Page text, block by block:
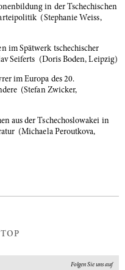
in der Tschechischen
(Stephanie Weiss,
im Spätwerk tschechischer
Seiferts (Doris Boden, Leipzig)
im Europa des 20.
(Stefan Zwicker,
aus der Tschechoslowakei in
(Michaela Peroutkova,
Folgen Sie uns auf